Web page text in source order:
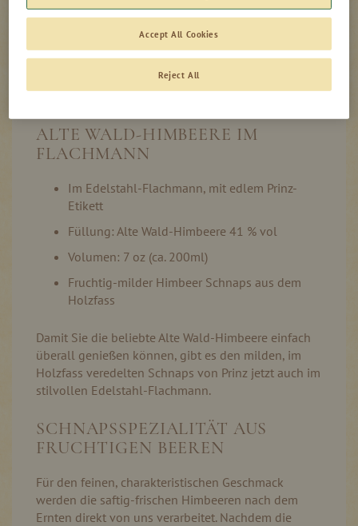
ALTE WALD-HIMBEERE IM
FLACHMANN
Im Edelstahl-Flachmann, mit edlem Prinz-
Etikett
Füllung: Alte Wald-Himbeere 41 % vol
Volumen: 7 oz (ca. 200ml)
Fruchtig-milder Himbeer Schnaps aus dem
Holzfass
Damit Sie die beliebte Alte Wald-Himbeere einfach
überall genießen können, gibt es den milden, im
Holzfass veredelten Schnaps von Prinz jetzt auch im
stilvollen Edelstahl-Flachmann.
SCHNAPSSPEZIALITÄT AUS
FRUCHTIGEN BEEREN
Für den feinen, charakteristischen Geschmack
werden die saftig-frischen Himbeeren nach dem
Ernten direkt von uns verarbeitet. Nachdem die
Reject All
Accept All Cookies